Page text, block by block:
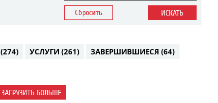
Сбросить ИСКАТЬ
(274) УСЛУГИ (261) ЗАВЕРШИВШИЕСЯ (64)
ЗАГРУЗИТЬ БОЛЬШЕ